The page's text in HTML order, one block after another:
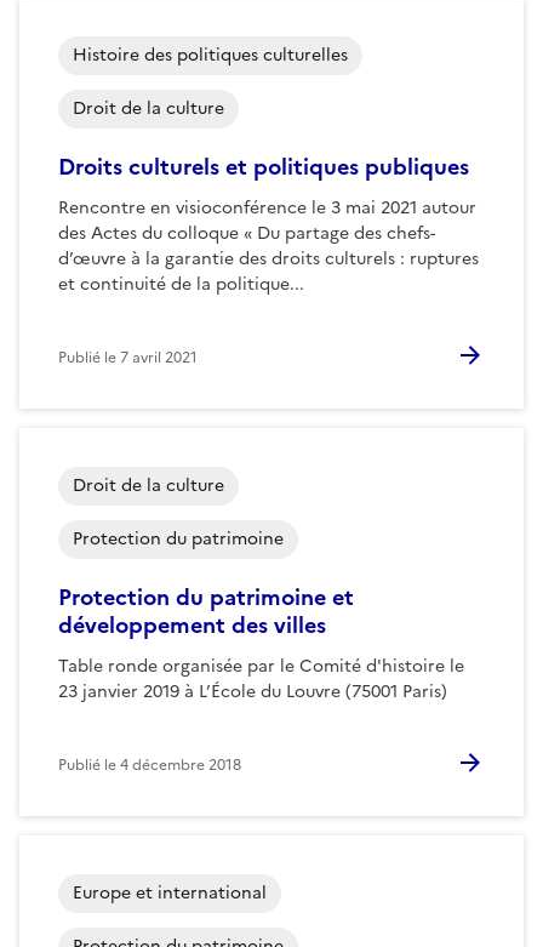
Droits culturels et politiques publiques
Rencontre en visioconférence le 3 mai 2021 autour
des Actes du colloque « Du partage des chefs-
d’œuvre à la garantie des droits culturels : ruptures
et continuité de la politique...
Histoire des politiques culturelles
Droit de la culture
Publié le7 avril 2021
Protection du patrimoine et
développement des villes
Table ronde organisée par le Comité d'histoire le
23 janvier 2019 à L’École du Louvre (75001 Paris)
Droit de la culture
Protection du patrimoine
Publié le4 décembre 2018
Europe et international